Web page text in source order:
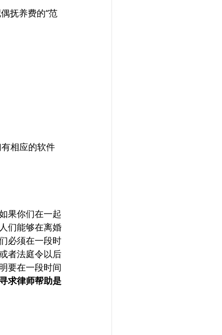
抚养费的“范
相应的软件
果你们在一起
们能够在离婚
必须在一段时
者法庭令以后
要在一段时间
求律师帮助是